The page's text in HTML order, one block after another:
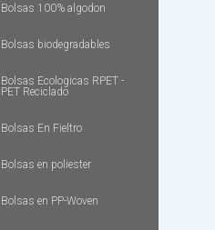
Bolsas 100% algodon
Bolsas biodegradables
Bolsas Ecologicas RPET -
PET Reciclado
Bolsas En Fieltro
Bolsas en poliester
Bolsas en PP-Woven